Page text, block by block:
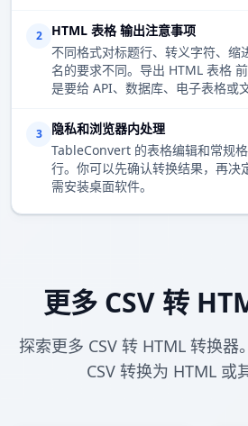
2
HTML 表格 输出注意事项
不同格式对标题行、转义字符、缩
名的要求不同。导出 HTML 表格
是要给 API、数据库、电子表格或
3
隐私和浏览器内处理
TableConvert 的表格编辑和常规
行。你可以先确认转换结果，再决
需安装桌面软件。
更多 CSV 转
探索更多 CSV 转 HTML 转换器
CSV 转换为 HTML 或